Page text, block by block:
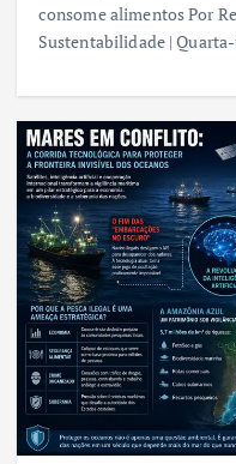
consome alimentos Por
Sustentabilidade |